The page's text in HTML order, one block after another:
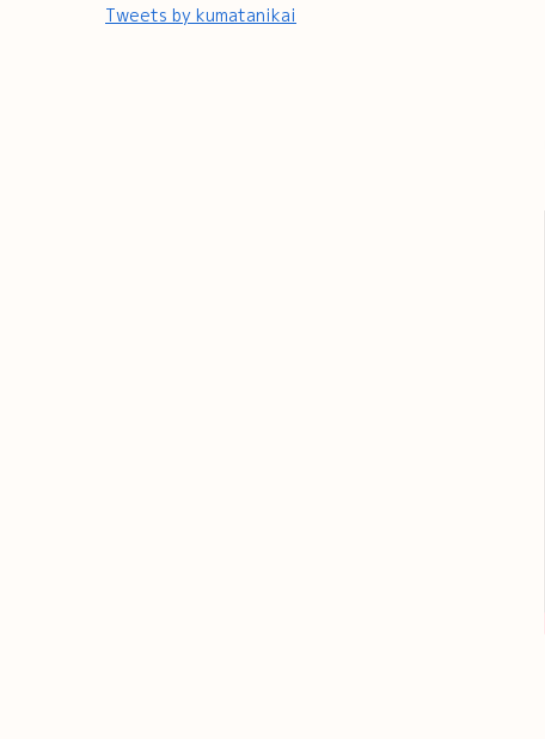
Tweets by kumatanikai